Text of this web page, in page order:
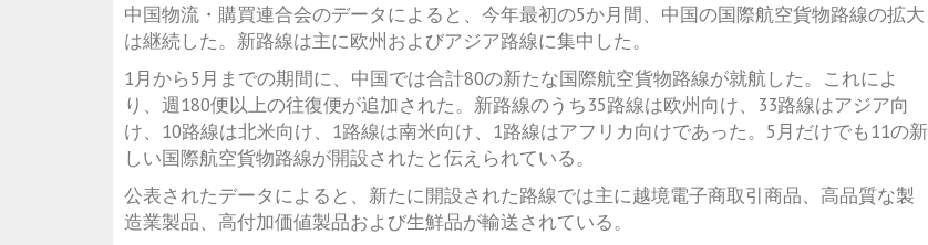
中国物流・購買連合会のデータによると、今年最初の5か月間、中国の国際航空貨物路線の拡大
は継続した。新路線は主に欧州およびアジア路線に集中した。
1月から5月までの期間に、中国では合計80の新たな国際航空貨物路線が就航した。これによ
り、週180便以上の往復便が追加された。新路線のうち35路線は欧州向け、33路線はアジア向
け、10路線は北米向け、1路線は南米向け、1路線はアフリカ向けであった。5月だけでも11の新
しい国際航空貨物路線が開設されたと伝えられている。
公表されたデータによると、新たに開設された路線では主に越境電子商取引商品、高品質な製
造業製品、高付加価値製品および生鮮品が輸送されている。